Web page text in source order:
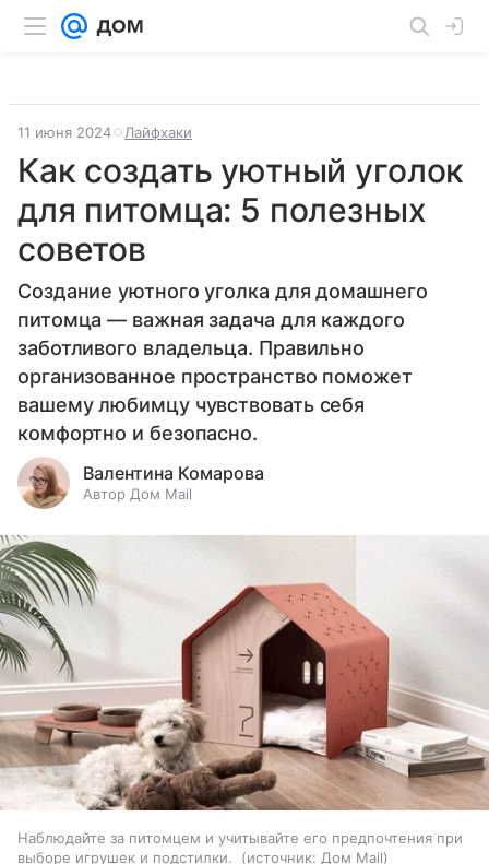
11 июня 2024 Лайфхаки
Как создать уютный уголок
для питомца: 5 полезных
советов
Создание уютного уголка для домашнего
питомца — важная задача для каждого
заботливого владельца. Правильно
организованное пространство поможет
вашему любимцу чувствовать себя
комфортно и безопасно.
Валентина Комарова
Автор Дом Mail
Наблюдайте за питомцем и учитывайте его предпочтения при
выборе игрушек и подстилки.
источник: Дом Mail